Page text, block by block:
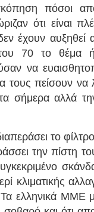
πόσοι
ότι είναι
έχουν
του 70 το θέμα
να
τους πείσουν
σήμερα αλλά
το
την πίστη
κλιματικής
ελληνικά ΜΜΕ